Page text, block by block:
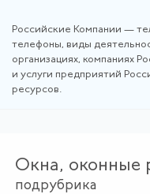
Российские Компании —
телефоны, виды
организациях, компаниях
и услуги предприятий
ресурсов.
Окна, оконные
подрубрика